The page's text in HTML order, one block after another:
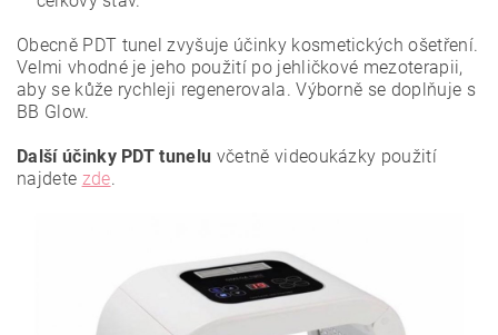
Obecně PDT tunel zvyšuje účinky kosmetických ošetření.
Velmi vhodné je jeho použití po jehličkové mezoterapii,
aby se kůže rychleji regenerovala. Výborně se doplňuje s
BB Glow.
Další účinky PDT tunelu včetně videoukázky použití
najdete zde.